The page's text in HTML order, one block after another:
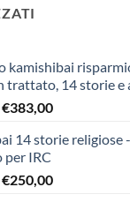
kamishibai
trattato, 14 storie e
Il
originale
era:
€403,90.
€383,00Il
attuale
€383,00.
14 storie religiose
per IRC
Il
€250,00Il